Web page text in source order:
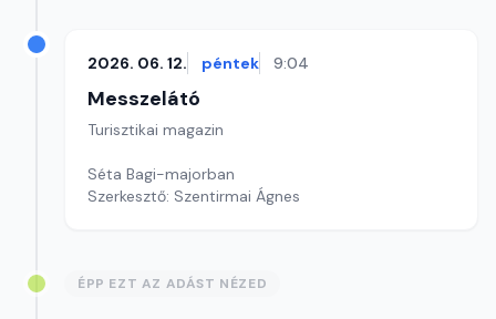
2026. 06. 12. péntek 9:04
Messzelátó
Turisztikai magazin
Séta Bagi-majorban
Szerkesztő: Szentirmai Ágnes
ÉPP EZT AZ ADÁST NÉZED